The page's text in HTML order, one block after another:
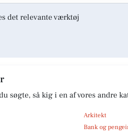
det relevante værktøj
søgte, så kig i en af vores andre
Arkitekt
Bank og